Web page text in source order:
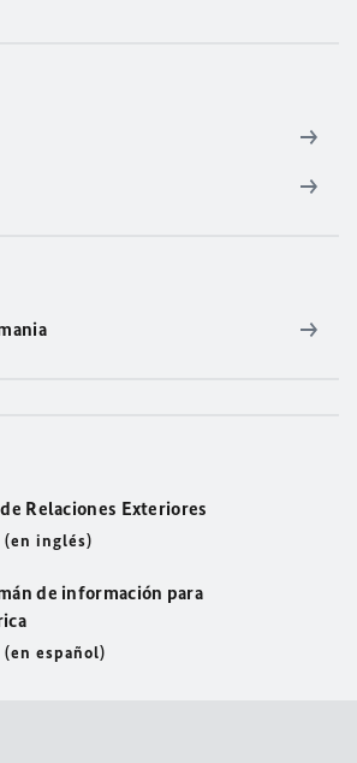
Relaciones Exteriores
(en inglés)
de información para
(en español)